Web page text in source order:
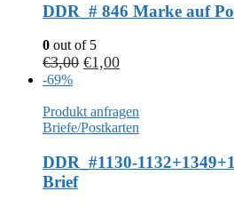
DDR_# 846 Marke auf
0 out of 5
€3,00 €1,00
-69%
Produkt anfragen
Briefe/Postkarten
DDR_#1130-
Brief